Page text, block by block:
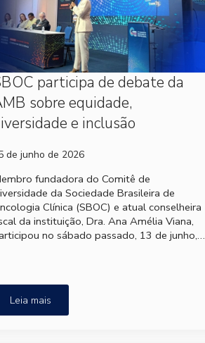
participa de debate da
sobre equidade,
e inclusão
de junho de 2026
fundadora do Comitê de
da Sociedade Brasileira de
Clínica (SBOC) e atual conselheira
da instituição, Dra. Ana Amélia Viana,
no sábado passado, 13 de junho,…
Leia mais